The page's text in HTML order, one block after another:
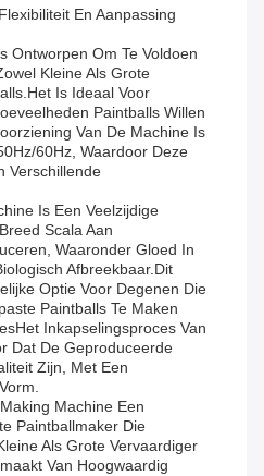
En Aanpassing
Ontworpen Om Te Voldoen
Kleine Als Grote
Is Ideaal Voor
Paintballs Willen
Van De Machine Is
60Hz, Waardoor Deze
Verschillende
Is Een Veelzijdige
Scala Aan
Waaronder Gloed In
Afbreekbaar.Dit
Optie Voor Degenen Die
Paintballs Te Maken
Inkapselingsproces Van
Dat De Geproduceerde
Zijn, Met Een
Machine Een
Paintballmaker Die
Als Grote Vervaardiger
Van Hoogwaardig